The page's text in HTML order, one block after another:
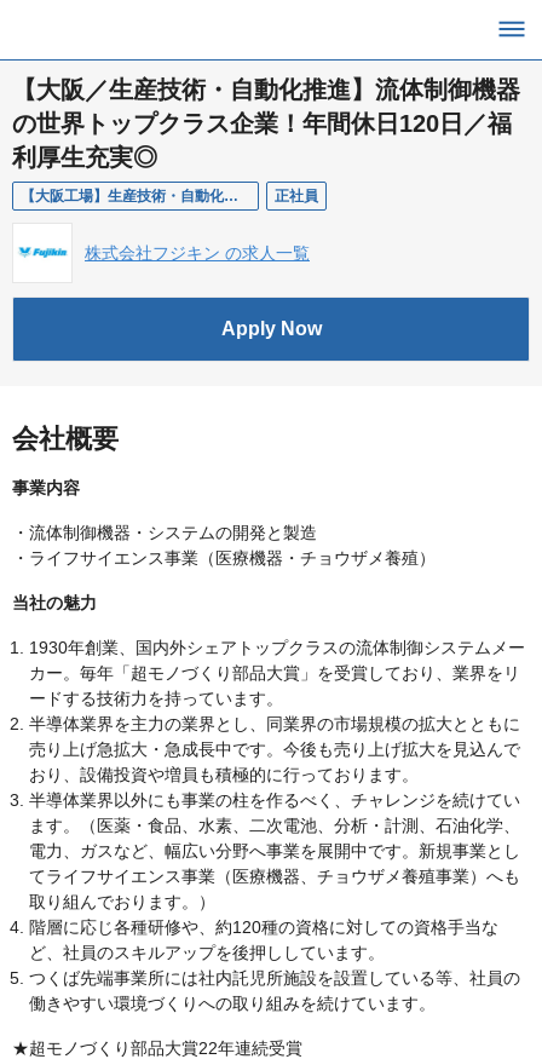
【大阪／生産技術・自動化推進】流体制御機器
の世界トップクラス企業！年間休日120日／福
利厚生充実◎
【大阪工場】生産技術・自動化推進（生産技術課） 正社員
株式会社フジキン の求人一覧
Apply Now
会社概要
事業内容
・流体制御機器・システムの開発と製造
・ライフサイエンス事業（医療機器・チョウザメ養殖）
当社の魅力
1930年創業、国内外シェアトップクラスの流体制御システムメー
カー。毎年「超モノづくり部品大賞」を受賞しており、業界をリ
ードする技術力を持っています。
半導体業界を主力の業界とし、同業界の市場規模の拡大とともに
売り上げ急拡大・急成長中です。今後も売り上げ拡大を見込んで
おり、設備投資や増員も積極的に行っております。
半導体業界以外にも事業の柱を作るべく、チャレンジを続けてい
ます。（医薬・食品、水素、二次電池、分析・計測、石油化学、
電力、ガスなど、幅広い分野へ事業を展開中です。新規事業とし
てライフサイエンス事業（医療機器、チョウザメ養殖事業）へも
取り組んでおります。）
階層に応じ各種研修や、約120種の資格に対しての資格手当な
ど、社員のスキルアップを後押ししています。
つくば先端事業所には社内託児所施設を設置している等、社員の
働きやすい環境づくりへの取り組みを続けています。
★超モノづくり部品大賞22年連続受賞